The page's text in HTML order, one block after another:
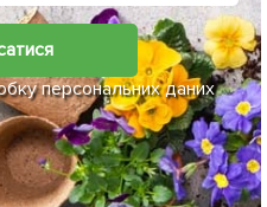
персональних даних